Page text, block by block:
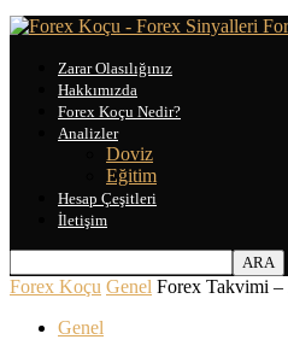
Zarar Olasılığınız
Hakkımızda
Forex Koçu Nedir?
Analizler
Doviz
Eğitim
Hesap Çeşitleri
İletişim
Forex Koçu Genel Forex Takvimi –
Genel